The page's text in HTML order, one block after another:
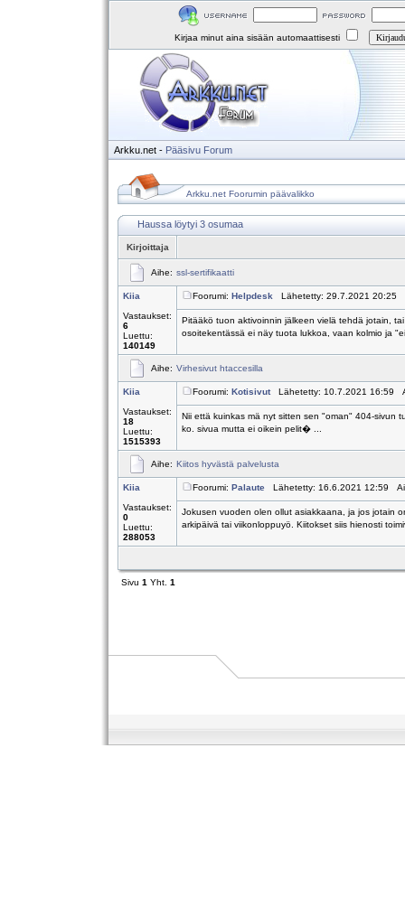
Kirjaa minut aina sisään automaattisesti
Arkku.net - Pääsivu Forum
Arkku.net Foorumin päävalikko
Haussa löytyi 3 osumaa
Kirjoittaja
Aihe: ssl-sertifikaatti
Kiia
Vastaukset:
6
Luettu:
140149
Foorumi: Helpdesk Lähetetty: 29.7.2021 20:25
Pitääkö tuon aktivoinnin jälkeen vielä tehdä jotain,
osoitekentässä ei näy tuota lukkoa, vaan kolmio ja
Aihe: Virhesivut htaccesilla
Kiia
Vastaukset:
18
Luettu:
1515393
Foorumi: KotisivutLähetetty: 10.7.2021 16:59
Nii että kuinkas mä nyt sitten sen "oman" 404-sivun
ko. sivua mutta ei oikein pelit� ...
Aihe: Kiitos hyvästä palvelusta
Kiia
Vastaukset:
0
Luettu:
288053
Foorumi: Palaute Lähetetty: 16.6.2021 12:59
Jokusen vuoden olen ollut asiakkaana, ja jos jotain
arkipäivä tai viikonloppuyö. Kiitokset siis hienosti
Sivu 1 Yht. 1